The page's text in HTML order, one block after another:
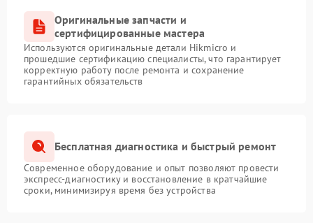
Оригинальные запчасти и
сертифицированные мастера
Используются оригинальные детали Hikmicro и
прошедшие сертификацию специалисты, что гарантирует
корректную работу после ремонта и сохранение
гарантийных обязательств
Бесплатная диагностика и быстрый ремонт
Современное оборудование и опыт позволяют провести
экспресс-диагностику и восстановление в кратчайшие
сроки, минимизируя время без устройства